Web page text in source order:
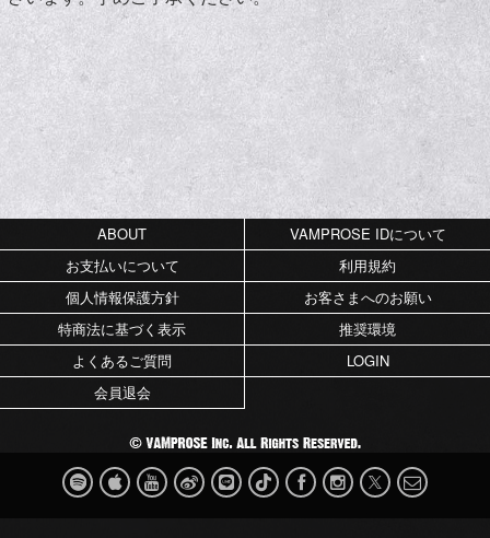
ABOUT
VAMPROSE IDについて
お支払いについて
利用規約
個人情報保護方針
お客さまへのお願い
特商法に基づく表示
推奨環境
よくあるご質問
LOGIN
会員退会